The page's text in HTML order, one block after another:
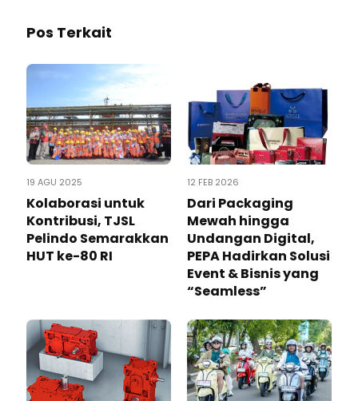
Pos Terkait
19 AGU 2025
Kolaborasi untuk
Kontribusi, TJSL
Pelindo Semarakkan
HUT ke-80 RI
12 FEB 2026
Dari Packaging
Mewah hingga
Undangan Digital,
PEPA Hadirkan Solusi
Event & Bisnis yang
“Seamless”